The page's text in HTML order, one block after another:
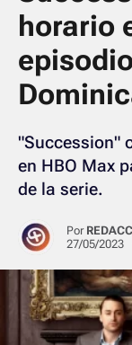
horario
"Succession"
en HBO Max
de la serie.
Por
27/05/